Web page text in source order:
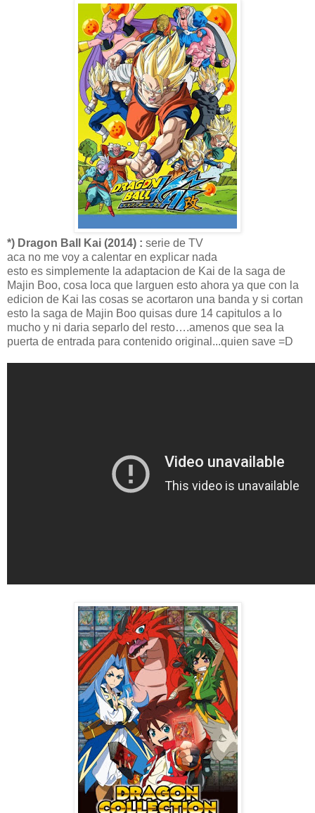
*) Dragon Ball Kai (2014) : serie de TV
aca no me voy a calentar en explicar nada
esto es simplemente la adaptacion de Kai de la saga de
Majin Boo, cosa loca que larguen esto ahora ya que con la
edicion de Kai las cosas se acortaron una banda y si cortan
esto la saga de Majin Boo quisas dure 14 capitulos a lo
mucho y ni daria separlo del resto….amenos que sea la
puerta de entrada para contenido original...quien save =D